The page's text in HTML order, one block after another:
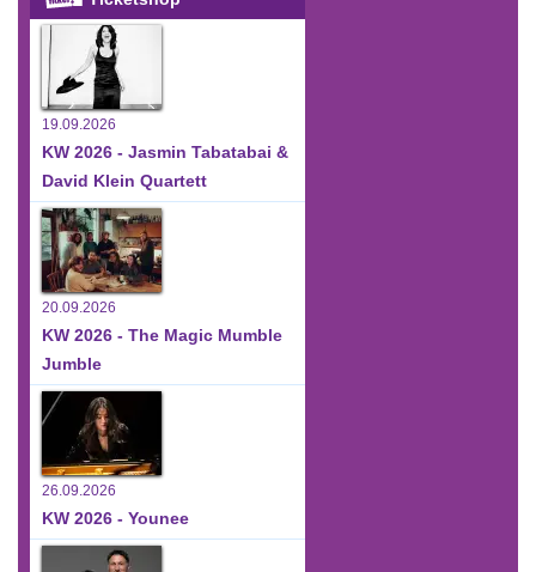
19.09.2026
KW 2026 - Jasmin Tabatabai &
David Klein Quartett
20.09.2026
KW 2026 - The Magic Mumble
Jumble
26.09.2026
KW 2026 - Younee